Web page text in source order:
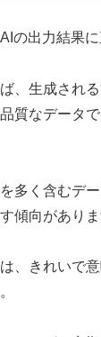
の出力結果に
、生成され
質なデータ
多く含むデ
傾向がありま
、きれいで